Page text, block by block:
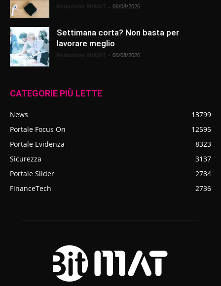
- 06/08/2026
Settimana corta? Non basta per
lavorare meglio
- 06/08/2026
CATEGORIE PIÙ LETTE
News
13799
Portale Focus On
12595
Portale Evidenza
8323
Sicurezza
3137
Portale Slider
2784
FinanceTech
2736